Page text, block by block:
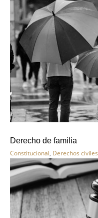
Derecho de familia
Constitucional, Derechos civiles